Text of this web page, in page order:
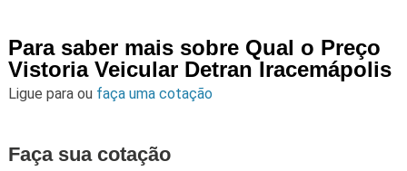
Para saber mais sobre Qual o Preço
Vistoria Veicular Detran Iracemápolis
Ligue para ou faça uma cotação
Faça sua cotação